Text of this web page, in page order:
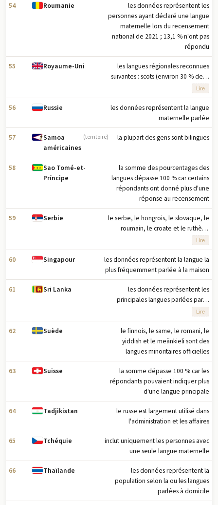
papiamento est une langue régionale
reconnue à Bonaire
huit dialectes principaux - tagalog,
cebuano, ilocano, hiligaynon ou
ilonggo, bicol, waray, pampango et
pangasinan
54 Roumanie
les données représentent les
personnes ayant déclaré une langue
maternelle lors du recensement
national de 2021 ; 13,1 % n'ont pas
répondu
55 Royaume-Uni
les langues régionales reconnues
suivantes : scots (environ 30 % de la
population écossaise), gaélique
écossais (environ 60 000 locuteurs en
Écosse), gallois (environ 20 % de la
population galloise), irlandais
(environ 10 % de la population
d'Irlande du Nord), cornique (environ
Cornouailles) (est. 2012)
Lire
56 Russie
les données représentent la langue
maternelle parlée
57
Samoa
américaines
(territoire) la plupart des gens sont bilingues
58
Sao Tomé-et-
Príncipe
la somme des pourcentages des
langues dépasse 100 % car certains
répondants ont donné plus d'une
réponse au recensement
59 Serbie
le serbe, le hongrois, le slovaque, le
roumain, le croate et le ruthène
(rusyn) sont officiels dans la province
autonome de Voïvodine ; la plupart
des Albanais de souche ont boycotté
le recensement de 2011
Lire
60 Singapour
les données représentent la langue la
plus fréquemment parlée à la maison
61 Sri Lanka
les données représentent les
principales langues parlées par la
population âgée de 10 ans et plus ;
les parts totalisent plus de 100 % car
certains répondants ont donné plus
d'une réponse au recensement ;
l'anglais est couramment utilisé par le
gouvernement et est désigné comme
la « langue de liaison » dans la
constitution
Lire
62 Suède
le finnois, le same, le romani, le
yiddish et le meänkieli sont des
langues minoritaires officielles
63 Suisse
la somme dépasse 100 % car les
répondants pouvaient indiquer plus
d'une langue principale
64 Tadjikistan
le russe est largement utilisé dans
l'administration et les affaires
65 Tchéquie
inclut uniquement les personnes avec
une seule langue maternelle
66 Thaïlande
les données représentent la
population selon la ou les langues
parlées à domicile